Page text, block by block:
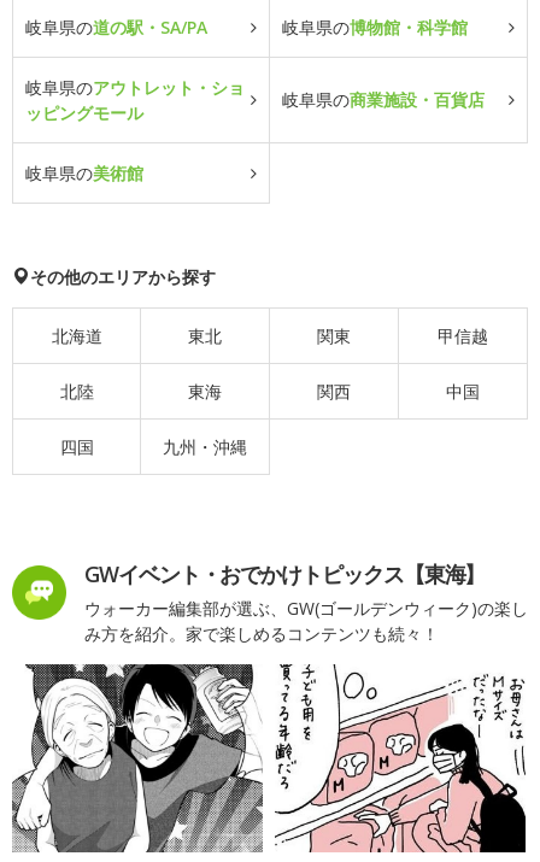
岐阜県の道の駅・SA/PA 岐阜県の博物館・科学館
岐阜県のアウトレット・ショ
ッピングモール
岐阜県の商業施設・百貨店
岐阜県の美術館
その他のエリアから探す
北海道 東北 関東 甲信越
北陸 東海 関西 中国
四国 九州・沖縄
GWイベント・おでかけトピックス【東海】
ウォーカー編集部が選ぶ、GW(ゴールデンウィーク)の楽し
み方を紹介。家で楽しめるコンテンツも続々！